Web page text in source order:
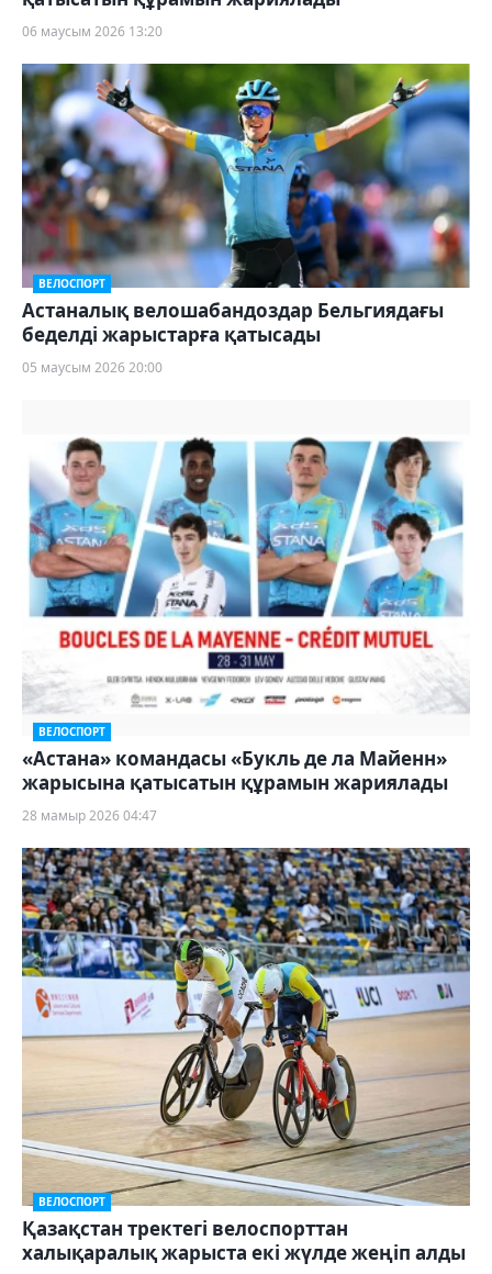
06 маусым 2026 13:20
ВЕЛОСПОРТ
Астаналық велошабандоздар Бельгиядағы
беделді жарыстарға қатысады
05 маусым 2026 20:00
ВЕЛОСПОРТ
«Астана» командасы «Букль де ла Майенн»
жарысына қатысатын құрамын жариялады
28 мамыр 2026 04:47
ВЕЛОСПОРТ
Қазақстан тректегі велоспорттан
халықаралық жарыста екі жүлде жеңіп алды